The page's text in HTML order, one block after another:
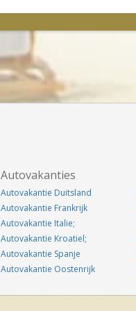
Autovakanties
Autovakantie Duitsland
Autovakantie Frankrijk
Autovakantie Italie;
Autovakantie Kroatiel;
Autovakantie Spanje
Autovakantie Oostenrijk